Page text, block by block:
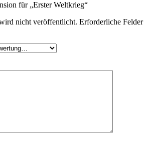
für „Erster Weltkrieg“
nicht veröffentlicht. Erforderliche Felder